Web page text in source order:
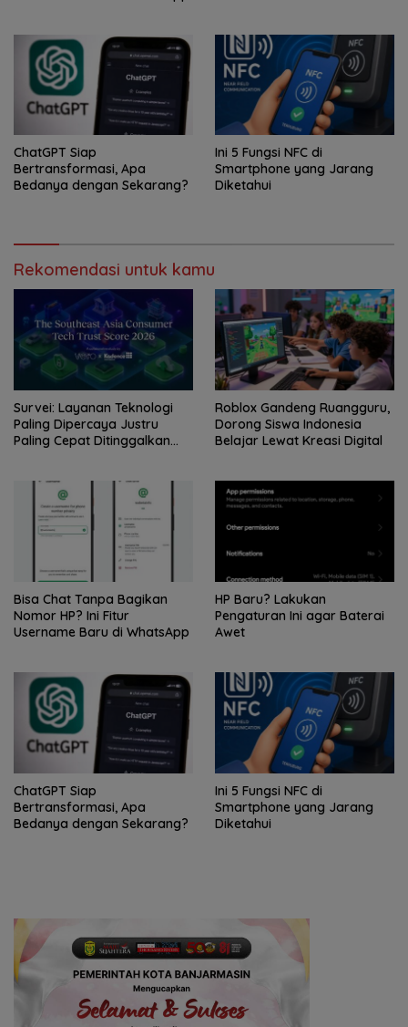
ChatGPT Siap
Bertransformasi, Apa
Bedanya dengan Sekarang?
Ini 5 Fungsi NFC di
Smartphone yang Jarang
Diketahui
Rekomendasi untuk kamu
Survei: Layanan Teknologi
Paling Dipercaya Justru
Paling Cepat Ditinggalkan
Roblox Gandeng Ruangguru,
Dorong Siswa Indonesia
Belajar Lewat Kreasi Digital
Bisa Chat Tanpa Bagikan
Nomor HP? Ini Fitur
Username Baru di WhatsApp
HP Baru? Lakukan
Pengaturan Ini agar Baterai
Awet
ChatGPT Siap
Bertransformasi, Apa
Bedanya dengan Sekarang?
Ini 5 Fungsi NFC di
Smartphone yang Jarang
Diketahui